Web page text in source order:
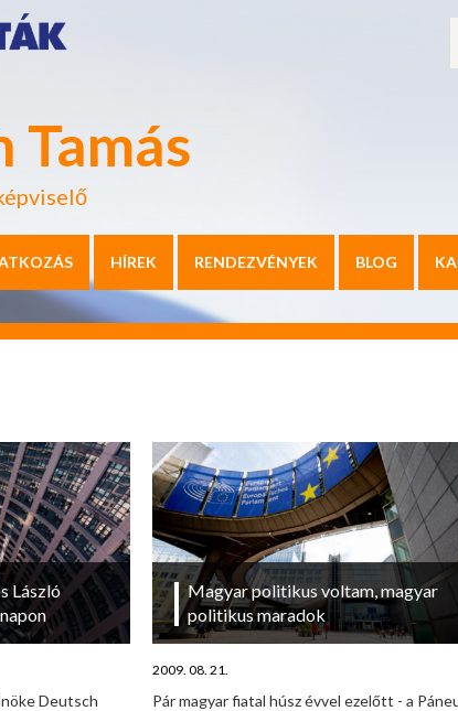
Tamás
HÍREK RENDEZVÉNYEK BLOG
László
Deutsch
Magyar politikus voltam, magyar
politikus maradok
2009. 08. 21.
Pár magyar fiatal húsz évvel ezelőtt - a